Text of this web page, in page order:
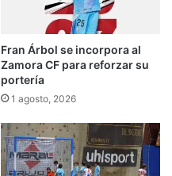
Fran Árbol se incorpora al
Zamora CF para reforzar su
portería
1 agosto, 2026